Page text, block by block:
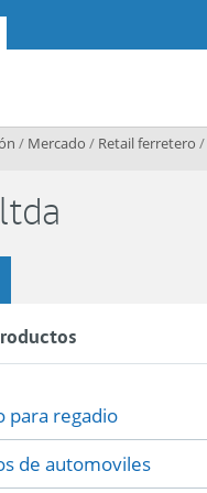
/ Mercado / Retail ferretero /
para regadio
de automoviles